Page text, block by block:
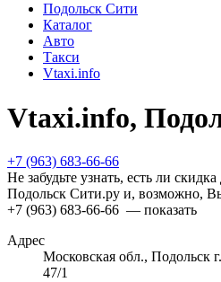
Подольск Сити
Каталог
Авто
Такси
Vtaxi.info
Vtaxi.info,
+7 (963) 683-66-66
Не забудьте узнать, есть ли
Подольск Сити.ру и, возможно,
+7 (963) 683-66-66 — показать
Адрес
Московская обл., Подольск
47/1